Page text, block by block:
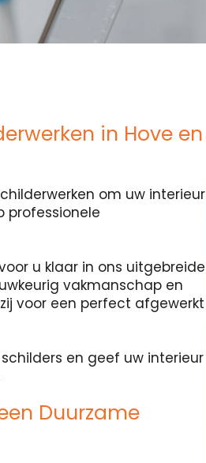
in Hove en
om uw interieur
professionele
u klaar in ons uitgebreide
vakmanschap en
voor een perfect afgewerkt
en geef uw interieur
Duurzame